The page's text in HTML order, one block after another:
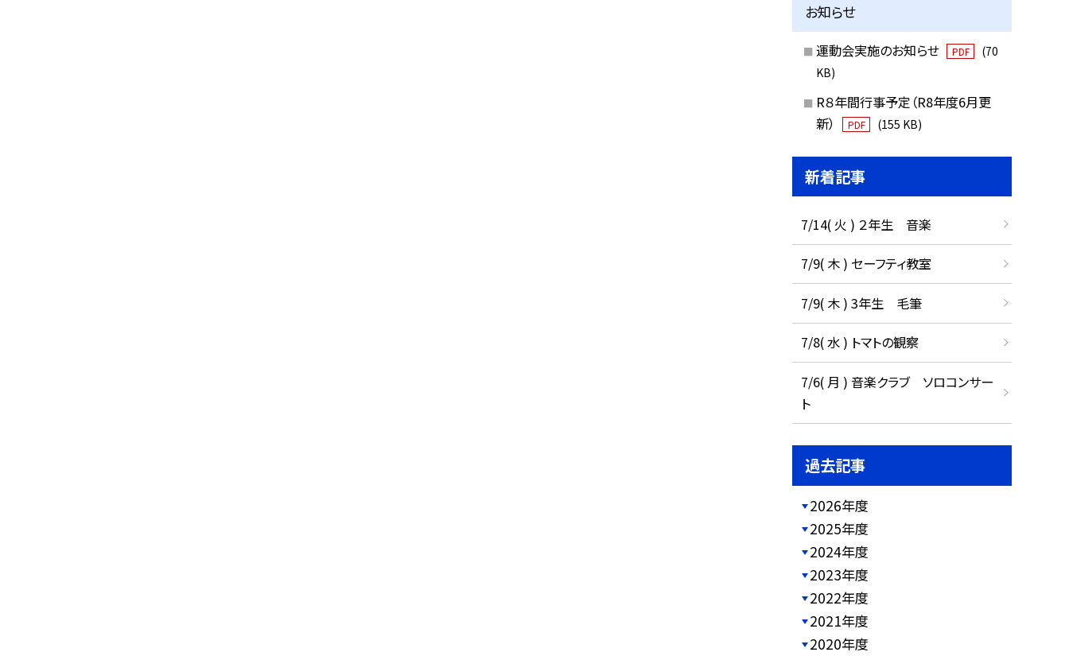
お知らせ
運動会実施のお知らせ PDF
(70
KB)
R８年間行事予定（R8年度6月更
新）
PDF (155 KB)
新着記事
7/14( 火 ) ２年生 音楽
7/9( 木 ) セーフティ教室
7/9( 木 ) 3年生 毛筆
7/8( 水 ) トマトの観察
7/6( 月 ) 音楽クラブ ソロコンサー
ト
過去記事
2026年度
2025年度
2024年度
2023年度
2022年度
2021年度
2020年度